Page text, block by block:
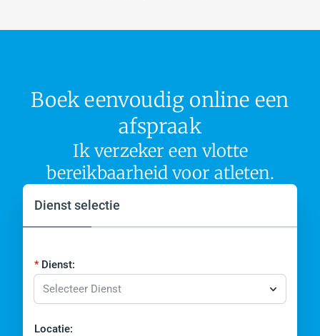
Boek eenvoudig online een
afspraak
Ik verzeker een vlotte
bereikbaarheid voor atleten.
Dienst selectie
Dienst:
Selecteer Dienst
Locatie: